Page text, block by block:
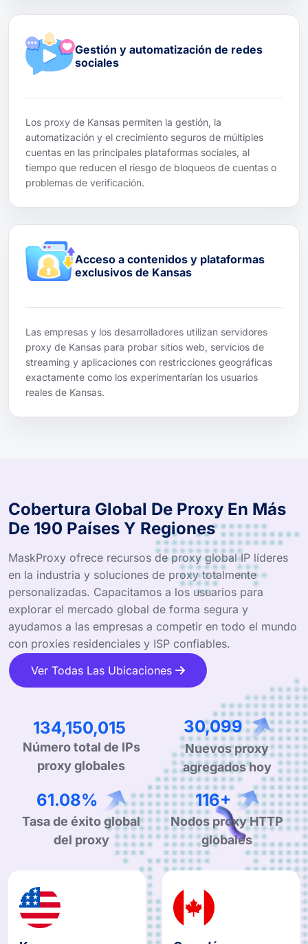
Gestión y automatización de redes
sociales
Los proxy de Kansas permiten la gestión, la
automatización y el crecimiento seguros de múltiples
cuentas en las principales plataformas sociales, al
tiempo que reducen el riesgo de bloqueos de cuentas o
problemas de verificación.
Acceso a contenidos y plataformas
exclusivos de Kansas
Las empresas y los desarrolladores utilizan servidores
proxy de Kansas para probar sitios web, servicios de
streaming y aplicaciones con restricciones geográficas
exactamente como los experimentarían los usuarios
reales de Kansas.
Cobertura Global De Proxy En Más
De 190 Países Y Regiones
MaskProxy ofrece recursos de proxy global IP líderes
en la industria y soluciones de proxy totalmente
personalizadas. Capacitamos a los usuarios para
explorar el mercado global de forma segura y
ayudamos a las empresas a competir en todo el mundo
con proxies residenciales y ISP confiables.
Ver Todas Las Ubicaciones
213,033,146
Número total de IPs
proxy globales
48,148
Nuevos proxy
agregados hoy
99.90%
Tasa de éxito global
del proxy
190+
Nodos proxy HTTP
globales